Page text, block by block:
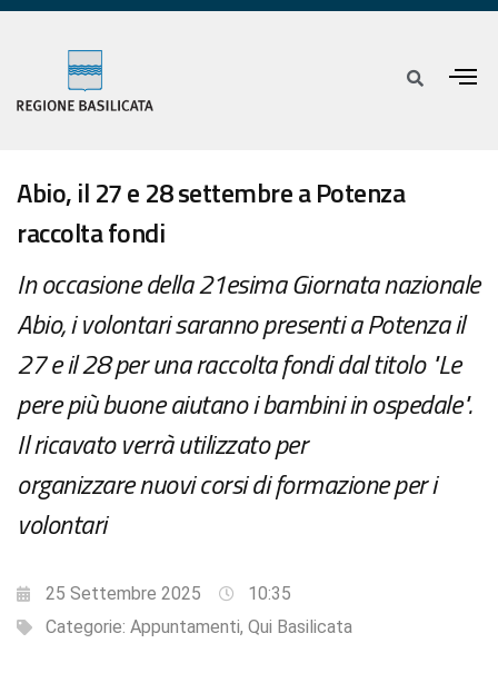
Abio, il 27 e 28 settembre a Potenza
raccolta fondi
In occasione della 21esima Giornata nazionale
Abio, i volontari saranno presenti a Potenza il
27 e il 28 per una raccolta fondi dal titolo "Le
pere più buone aiutano i bambini in ospedale".
Il ricavato verrà utilizzato per
organizzare nuovi corsi di formazione per i
volontari
25 Settembre 2025
10:35
Categorie: Appuntamenti, Qui Basilicata